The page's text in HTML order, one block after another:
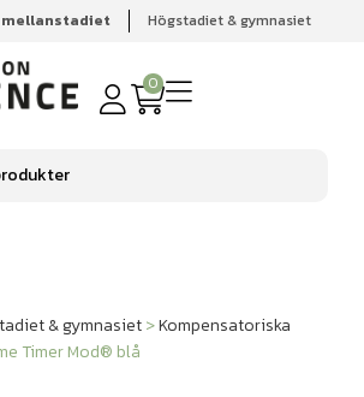
mellanstadiet Högstadiet & gymnasiet
0
& gymnasiet
Kompensatoriska
Mod® blå
& gymnasiet>Kompensatoriska
Timer Mod® blå